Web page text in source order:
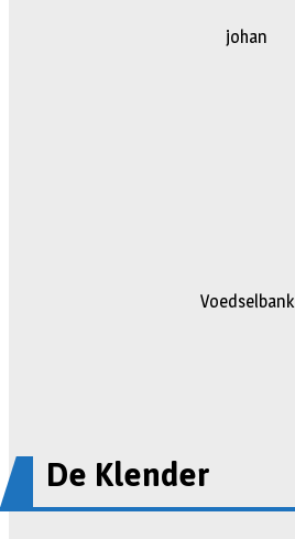
johan
Voedselbank
De Klender